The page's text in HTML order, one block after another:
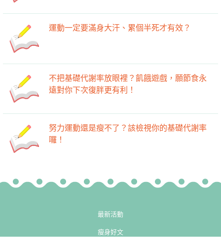
運動一定要滿身大汗、累個半死才有效？
不把基礎代謝率放眼裡？飢餓遊戲，願節食永
遠對你下次復胖更有利！
努力運動還是瘦不了？該檢視你的基礎代謝率
囉！
最新活動
瘦身好文